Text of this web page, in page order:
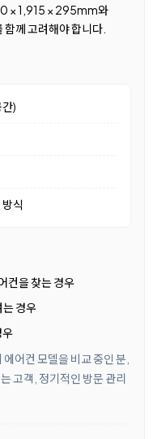
× 1,915 × 295mm와
께 고려해야 합니다.
)
식
컨을 찾는 경우
는 경우
우
어컨 모델을 비교 중인 분,
고객, 정기적인 방문 관리